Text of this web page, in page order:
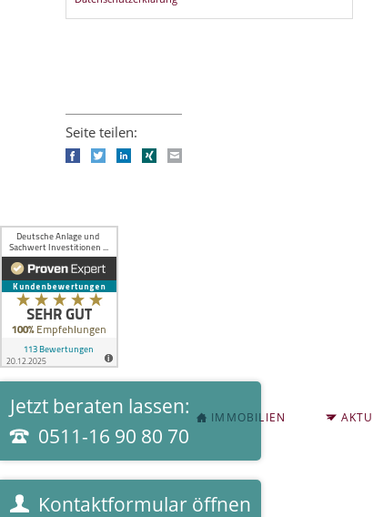
Jetzt beraten lassen:
0511-16 90 80 70
Kontaktformular öffnen
Seite teilen:
FacebookTwitterLinkedIn
Xing
NAVIGATION
ÜBERSPRINGEN
IMMOBILIEN